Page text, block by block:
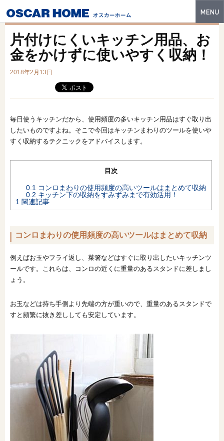
特長
イベント・モデルハウス
建築実例
販売中の物件
スマートセレクト
オンライン相談会
片付けにくいキッチン用品、お
金をかけずに使いやすく収納！
2018年2月13日
毎日使うキッチンだから、使用頻度の多いキッチン用品はすぐ取り出
したいものですよね。そこで今回はキッチンまわりのツールを使いや
すく収納するテクニックをアドバイスします。
目次
0.1 コンロまわりの使用頻度の高いツールはまとめて収納
0.2 キッチン下の収納をすみずみまで有効活用！
1 関連記事
コンロまわりの使用頻度の高いツールはまとめて収納
例えばお玉やフライ返し、菜箸などはすぐに取り出したいキッチンツ
ールです。これらは、コンロの近くに重量のあるスタンドに差しまし
ょう。
お玉などは持ち手側より先端の方が重いので、重量のあるスタンドで
すと頻繁に抜き差ししても安定しています。